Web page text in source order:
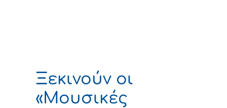
Ξεκινούν οι
«Μουσικές